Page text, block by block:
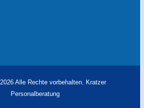
2026 Alle Rechte vorbehalten. Kratzer
Personalberatung